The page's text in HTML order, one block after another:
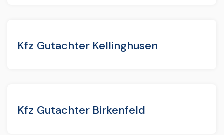
Kfz Gutachter Kellinghusen
Kfz Gutachter Birkenfeld